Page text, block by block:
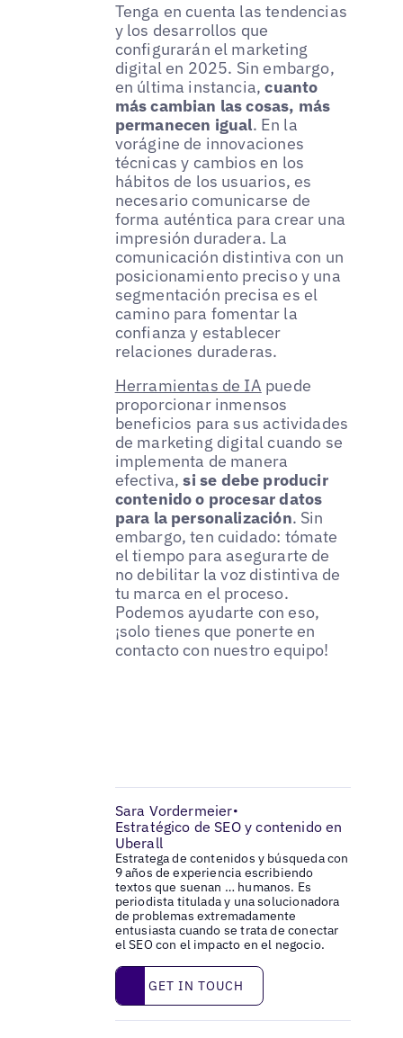
Tenga en cuenta las tendencias
y los desarrollos que
configurarán el marketing
digital en 2025. Sin embargo,
en última instancia,cuanto
más cambian las cosas, más
permanecen igual. En la
vorágine de innovaciones
técnicas y cambios en los
hábitos de los usuarios, es
necesario comunicarse de
forma auténtica para crear una
impresión duradera. La
comunicación distintiva con un
posicionamiento preciso y una
segmentación precisa es el
camino para fomentar la
confianza y establecer
relaciones duraderas.
Herramientas de IA puede
proporcionar inmensos
beneficios para sus actividades
de marketing digital cuando se
implementa de manera
efectiva,si se debe producir
contenido o procesar datos
para la personalización. Sin
embargo, ten cuidado: tómate
el tiempo para asegurarte de
no debilitar la voz distintiva de
tu marca en el proceso.
Podemos ayudarte con eso,
¡solo tienes que ponerte en
contacto con nuestro equipo!
Sara Vordermeier•
Estratégico de SEO y contenido en
Uberall
Estratega de contenidos y búsqueda con
9 años de experiencia escribiendo
textos que suenan … humanos. Es
periodista titulada y una solucionadora
de problemas extremadamente
entusiasta cuando se trata de conectar
el SEO con el impacto en el negocio.
Get in touch
GET IN TOUCH